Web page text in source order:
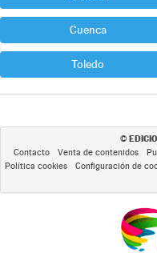
Cuenca
Toledo
©
Contacto Venta de contenidos
Política cookies
Configuración de